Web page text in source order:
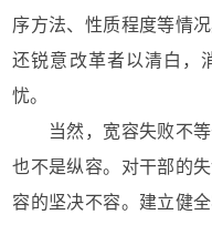
序方法、性质程度等情
还锐意改革者以清白，
忧。
当然，宽容失败不等
也不是纵容。对干部的
容的坚决不容。建立健